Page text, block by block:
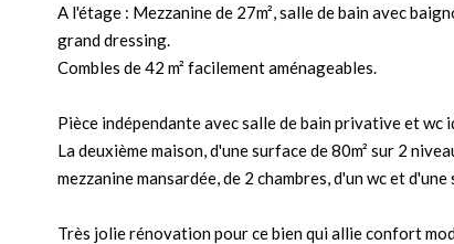
A l'étage : Mezzanine de 27m², salle de bain avec
grand dressing.
Combles de 42 m² facilement aménageables.
Pièce indépendante avec salle de bain privative et wc
La deuxième maison, d'une surface de 80m² sur 2
mezzanine mansardée, de 2 chambres, d'un wc et d'une
Très jolie rénovation pour ce bien qui allie confort